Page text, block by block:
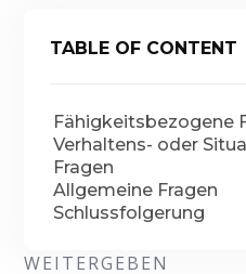
TABLE OF CONTENT
Fähigkeitsbezogene
Verhaltens- oder
Fragen
Allgemeine Fragen
Schlussfolgerung
WEITERGEBEN